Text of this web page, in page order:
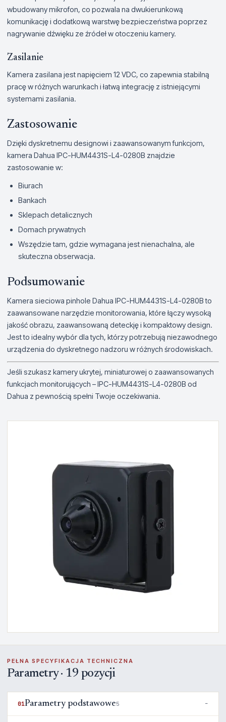
wbudowany mikrofon, co pozwala na dwukierunkową
komunikację i dodatkową warstwę bezpieczeństwa poprzez
nagrywanie dźwięku ze źródeł w otoczeniu kamery.
Zasilanie
Kamera zasilana jest napięciem 12 VDC, co zapewnia stabilną
pracę w różnych warunkach i łatwą integrację z istniejącymi
systemami zasilania.
Zastosowanie
Dzięki dyskretnemu designowi i zaawansowanym funkcjom,
kamera Dahua IPC-HUM4431S-L4-0280B znajdzie
zastosowanie w:
Biurach
Bankach
Sklepach detalicznych
Domach prywatnych
Wszędzie tam, gdzie wymagana jest nienachalna, ale
skuteczna obserwacja.
Podsumowanie
Kamera sieciowa pinhole Dahua IPC-HUM4431S-L4-0280B to
zaawansowane narzędzie monitorowania, które łączy wysoką
jakość obrazu, zaawansowaną deteckję i kompaktowy design.
Jest to idealny wybór dla tych, którzy potrzebują niezawodnego
urządzenia do dyskretnego nadzoru w różnych środowiskach.
Jeśli szukasz kamery ukrytej, miniaturowej o zaawansowanych
funkcjach monitorujących – IPC-HUM4431S-L4-0280B od
Dahua z pewnością spełni Twoje oczekiwania.
PEŁNA SPECYFIKACJA TECHNICZNA
Parametry · 19 pozycji
01Parametry podstawowe5